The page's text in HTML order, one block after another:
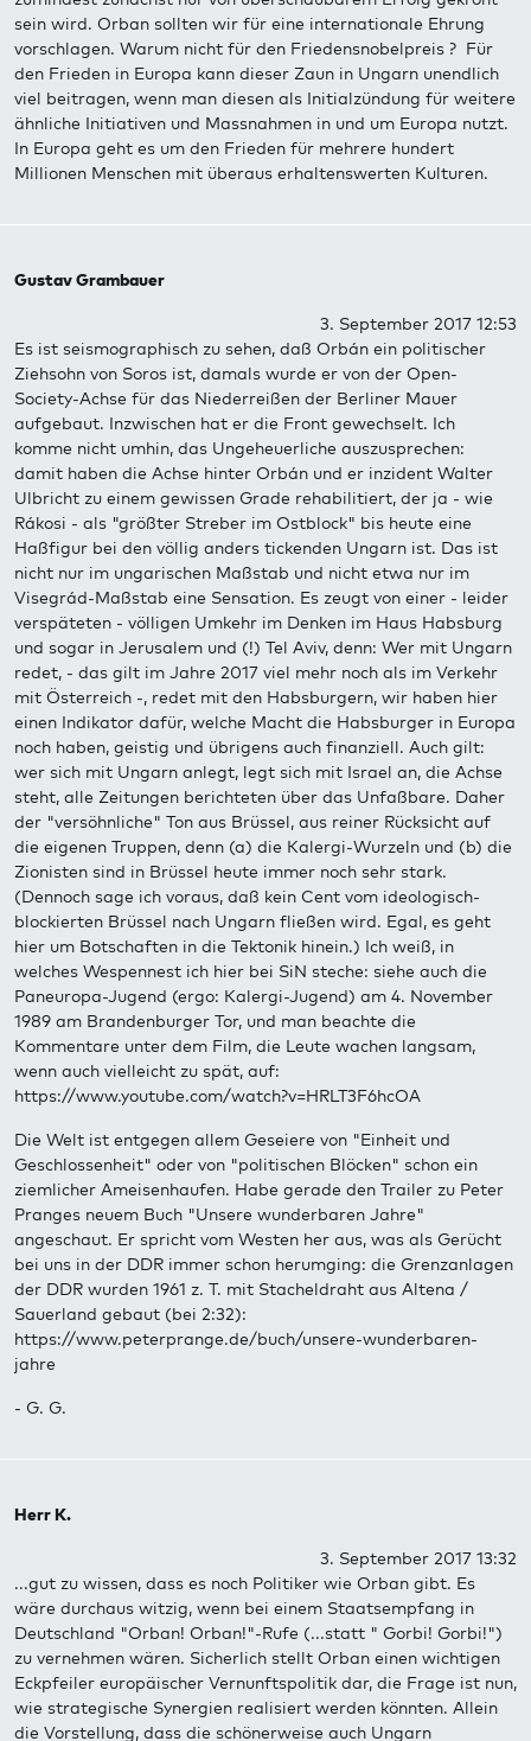
sein wird. Orban sollten wir für eine internationale Ehrung
vorschlagen. Warum nicht für den Friedensnobelpreis ? Für
den Frieden in Europa kann dieser Zaun in Ungarn unendlich
viel beitragen, wenn man diesen als Initialzündung für weitere
ähnliche Initiativen und Massnahmen in und um Europa nutzt.
In Europa geht es um den Frieden für mehrere hundert
Millionen Menschen mit überaus erhaltenswerten Kulturen.
Gustav Grambauer
3. September 2017 12:53
Es ist seismographisch zu sehen, daß Orbán ein politischer
Ziehsohn von Soros ist, damals wurde er von der Open-
Society-Achse für das Niederreißen der Berliner Mauer
aufgebaut. Inzwischen hat er die Front gewechselt. Ich
komme nicht umhin, das Ungeheuerliche auszusprechen:
damit haben die Achse hinter Orbán und er inzident Walter
Ulbricht zu einem gewissen Grade rehabilitiert, der ja - wie
Rákosi - als "größter Streber im Ostblock" bis heute eine
Haßfigur bei den völlig anders tickenden Ungarn ist. Das ist
nicht nur im ungarischen Maßstab und nicht etwa nur im
Visegrád-Maßstab eine Sensation. Es zeugt von einer - leider
verspäteten - völligen Umkehr im Denken im Haus Habsburg
und sogar in Jerusalem und (!) Tel Aviv, denn: Wer mit Ungarn
redet, - das gilt im Jahre 2017 viel mehr noch als im Verkehr
mit Österreich -, redet mit den Habsburgern, wir haben hier
einen Indikator dafür, welche Macht die Habsburger in Europa
noch haben, geistig und übrigens auch finanziell. Auch gilt:
wer sich mit Ungarn anlegt, legt sich mit Israel an, die Achse
steht, alle Zeitungen berichteten über das Unfaßbare. Daher
der "versöhnliche" Ton aus Brüssel, aus reiner Rücksicht auf
die eigenen Truppen, denn (a) die Kalergi-Wurzeln und (b) die
Zionisten sind in Brüssel heute immer noch sehr stark.
(Dennoch sage ich voraus, daß kein Cent vom ideologisch-
blockierten Brüssel nach Ungarn fließen wird. Egal, es geht
hier um Botschaften in die Tektonik hinein.) Ich weiß, in
welches Wespennest ich hier bei SiN steche: siehe auch die
Paneuropa-Jugend (ergo: Kalergi-Jugend) am 4. November
1989 am Brandenburger Tor, und man beachte die
Kommentare unter dem Film, die Leute wachen langsam,
wenn auch vielleicht zu spät, auf:
https://www.youtube.com/watch?v=HRLT3F6hcOA
Die Welt ist entgegen allem Geseiere von "Einheit und
Geschlossenheit" oder von "politischen Blöcken" schon ein
ziemlicher Ameisenhaufen. Habe gerade den Trailer zu Peter
Pranges neuem Buch "Unsere wunderbaren Jahre"
angeschaut. Er spricht vom Westen her aus, was als Gerücht
bei uns in der DDR immer schon herumging: die Grenzanlagen
der DDR wurden 1961 z. T. mit Stacheldraht aus Altena /
Sauerland gebaut (bei 2:32):
https://www.peterprange.de/buch/unsere-wunderbaren-
jahre
- G. G.
Herr K.
3. September 2017 13:32
...gut zu wissen, dass es noch Politiker wie Orban gibt. Es
wäre durchaus witzig, wenn bei einem Staatsempfang in
Deutschland "Orban! Orban!"-Rufe (...statt " Gorbi! Gorbi!")
zu vernehmen wären. Sicherlich stellt Orban einen wichtigen
Eckpfeiler europäischer Vernunftspolitik dar, die Frage ist nun,
wie strategische Synergien realisiert werden könnten. Allein
die Vorstellung, dass die schönerweise auch Ungarn